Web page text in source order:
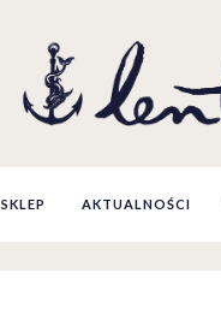
SKLEP AKTUALNOŚCI